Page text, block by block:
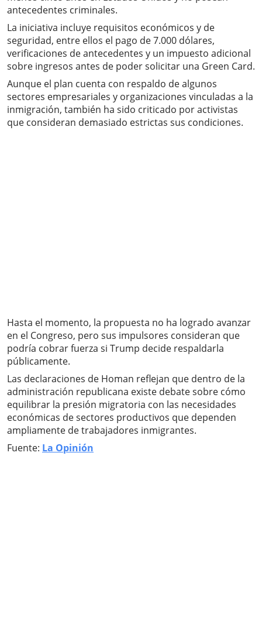
antecedentes criminales.
La iniciativa incluye requisitos económicos y de
seguridad, entre ellos el pago de 7.000 dólares,
verificaciones de antecedentes y un impuesto adicional
sobre ingresos antes de poder solicitar una Green Card.
Aunque el plan cuenta con respaldo de algunos
sectores empresariales y organizaciones vinculadas a la
inmigración, también ha sido criticado por activistas
que consideran demasiado estrictas sus condiciones.
Hasta el momento, la propuesta no ha logrado avanzar
en el Congreso, pero sus impulsores consideran que
podría cobrar fuerza si Trump decide respaldarla
públicamente.
Las declaraciones de Homan reflejan que dentro de la
administración republicana existe debate sobre cómo
equilibrar la presión migratoria con las necesidades
económicas de sectores productivos que dependen
ampliamente de trabajadores inmigrantes.
Fuente: La Opinión